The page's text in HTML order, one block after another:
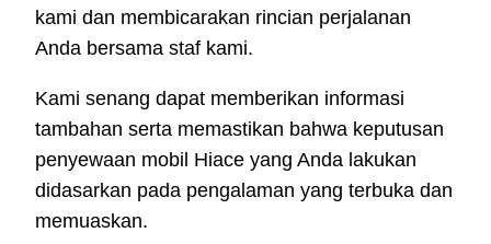
kami dan membicarakan rincian perjalanan
Anda bersama staf kami.
Kami senang dapat memberikan informasi
tambahan serta memastikan bahwa keputusan
penyewaan mobil Hiace yang Anda lakukan
didasarkan pada pengalaman yang terbuka dan
memuaskan.